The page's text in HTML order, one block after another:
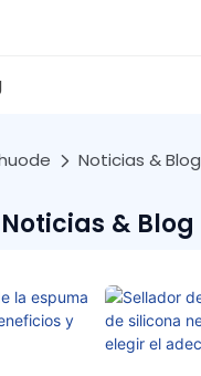
Noticias & Blog
Noticias & Blog